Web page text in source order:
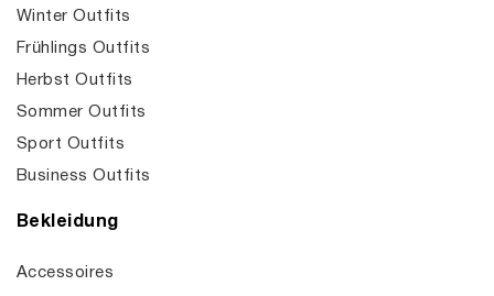
Winter Outfits
Frühlings Outfits
Herbst Outfits
Sommer Outfits
Sport Outfits
Business Outfits
Bekleidung
Accessoires